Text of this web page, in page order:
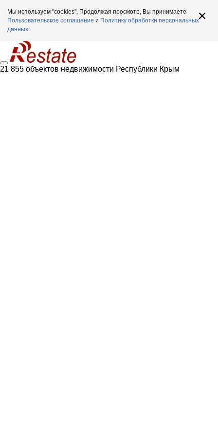
Мы используем "cookies". Продолжая просмотр, Вы принимаете
Пользовательское соглашение и Политику обработки персональных
данных.
21 855 объектов недвижимости Республики Крым